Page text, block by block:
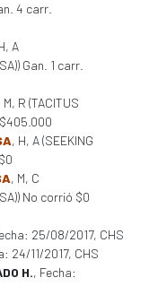
4 carr.
A
Gan. 1 carr.
M, R (TACITUS
, H, A (SEEKING
, M, C
No corrió $0
25/08/2017, CHS
24/11/2017, CHS
H., Fecha: